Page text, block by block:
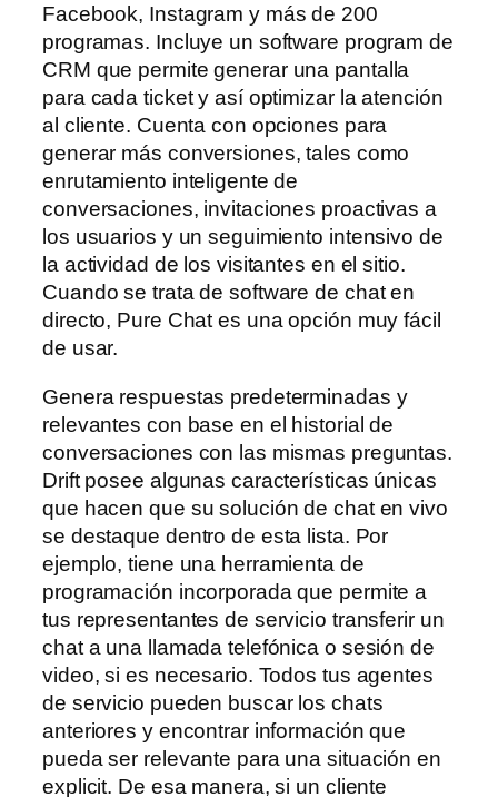
Facebook, Instagram y más de 200
programas. Incluye un software program de
CRM que permite generar una pantalla
para cada ticket y así optimizar la atención
al cliente. Cuenta con opciones para
generar más conversiones, tales como
enrutamiento inteligente de
conversaciones, invitaciones proactivas a
los usuarios y un seguimiento intensivo de
la actividad de los visitantes en el sitio.
Cuando se trata de software de chat en
directo, Pure Chat es una opción muy fácil
de usar.
Genera respuestas predeterminadas y
relevantes con base en el historial de
conversaciones con las mismas preguntas.
Drift posee algunas características únicas
que hacen que su solución de chat en vivo
se destaque dentro de esta lista. Por
ejemplo, tiene una herramienta de
programación incorporada que permite a
tus representantes de servicio transferir un
chat a una llamada telefónica o sesión de
video, si es necesario. Todos tus agentes
de servicio pueden buscar los chats
anteriores y encontrar información que
pueda ser relevante para una situación en
explicit. De esa manera, si un cliente